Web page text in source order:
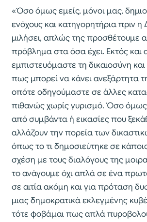
«Όσο όμως εμείς, μόνοι μας,
ενόχους και κατηγορητήρια πριν η
μιλήσει, απλώς της προσθέτουμε
πρόβλημα στα όσα έχει. Εκτός και
εμπιστευόμαστε τη δικαιοσύνη
πως μπορεί να κάνει ανεξάρτητα
οπότε οδηγούμαστε σε άλλες
πιθανώς χωρίς γυρισμό. Όσο
από συμβάντα ή εικασίες που
αλλάζουν την πορεία των
όπως το τι δημοσιεύτηκε σε
σχέση με τους διαλόγους της
το ανάγουμε όχι απλά σε ένα
σε αιτία ακόμη και για πρόταση
μιας δημοκρατικά εκλεγμένης
τότε φοβάμαι πως απλά